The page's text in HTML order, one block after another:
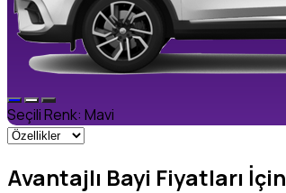
Seçili Renk: Mavi
Avantajlı Bayi Fiyatları İçin